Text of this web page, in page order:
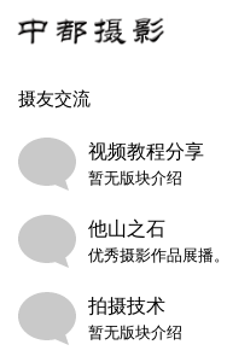
摄友交流
视频教程分享
暂无版块介绍
他山之石
优秀摄影作品展播。
拍摄技术
暂无版块介绍